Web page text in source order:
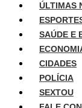
ÚLTIMAS
SAÚDE E
CIDADES
POLÍCIA
SEXTOU